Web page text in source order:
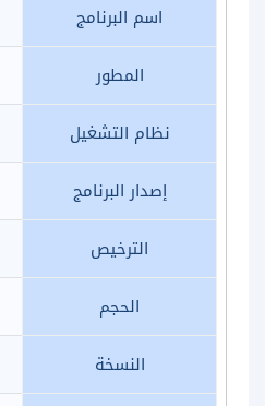
اسم البرنامج
المطور
نظام التشغيل
إصدار البرنامج
الترخيص
الحجم
النسخة